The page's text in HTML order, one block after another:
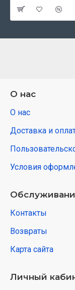
О нас
О нас
Доставка и
Условия
Контакты
Возвраты
Карта сайта
Личный